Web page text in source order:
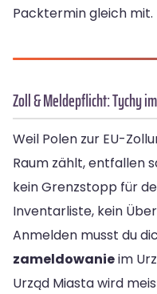
Packtermin gleich mit.
Zoll & Meldepflicht: Tychy
Weil Polen zur EU-
Raum zählt, entfallen
kein Grenzstopp für
Inventarliste, kein
Anmelden musst du
zameldowanieim
Urząd Miasta wird